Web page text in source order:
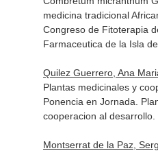
medicina tradicional
Congreso de Fitoterapia
Farmaceutica de la Isla
Quilez Guerrero, Ana
Plantas medicinales y
Ponencia en Jornada.
cooperacion al desarrollo.
Montserrat de la Paz,